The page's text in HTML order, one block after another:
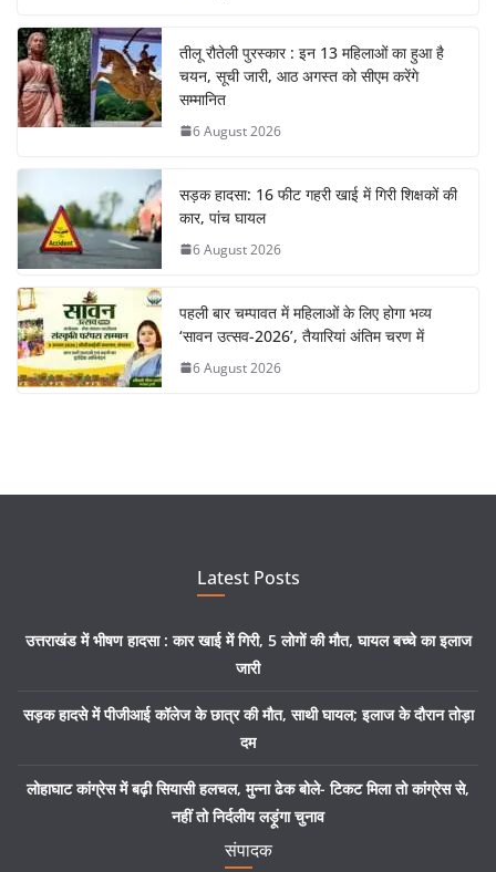
तीलू रौतेली पुरस्कार : इन 13 महिलाओं का हुआ है
चयन, सूची जारी, आठ अगस्त को सीएम करेंगे
सम्मानित
6 August 2026
सड़क हादसा: 16 फीट गहरी खाई में गिरी शिक्षकों की
कार, पांच घायल
6 August 2026
पहली बार चम्पावत में महिलाओं के लिए होगा भव्य
‘सावन उत्सव-2026’, तैयारियां अंतिम चरण में
6 August 2026
Latest Posts
उत्तराखंड में भीषण हादसा : कार खाई में गिरी, 5 लोगों की मौत, घायल बच्चे का इलाज
जारी
सड़क हादसे में पीजीआई कॉलेज के छात्र की मौत, साथी घायल; इलाज के दौरान तोड़ा
दम
लोहाघाट कांग्रेस में बढ़ी सियासी हलचल, मुन्ना ढेक बोले- टिकट मिला तो कांग्रेस से,
नहीं तो निर्दलीय लड़ूंगा चुनाव
संपादक